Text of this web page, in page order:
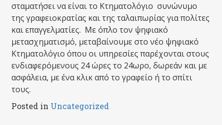
σταματήσει να είναι το Κτηματολόγιο συνώνυμο
της γραφειοκρατίας και της ταλαιπωρίας για πολίτες
και επαγγελματίες. Με όπλο τον ψηφιακό
μετασχηματισμό, μεταβαίνουμε στο νέο ψηφιακό
Κτηματολόγιο όπου οι υπηρεσίες παρέχονται στους
ενδιαφερόμενους 24 ώρες το 24ωρο, δωρεάν και με
ασφάλεια, με ένα κλικ από το γραφείο ή το σπίτι
τους.
Posted in Uncategorized